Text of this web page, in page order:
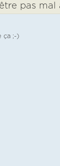
pas mal
ça ;-)